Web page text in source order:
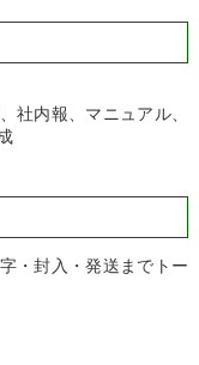
社内報、マニュアル、
・封入・発送までトー